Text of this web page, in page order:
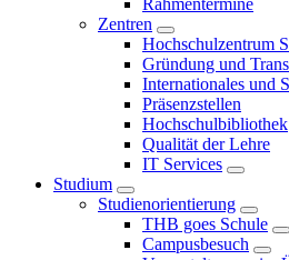
Rahmentermine
Zentren
Hochschulzentrum
Gründung und
Internationales und
Präsenzstellen
Hochschulbibliothek
Qualität der Lehre
IT Services
Studium
Studienorientierung
THB goes Schule
Campusbesuch